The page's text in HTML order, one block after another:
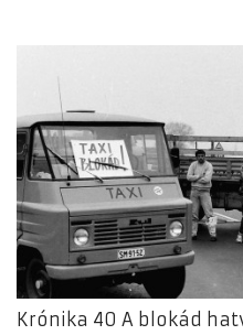
Krónika 40 A blokád